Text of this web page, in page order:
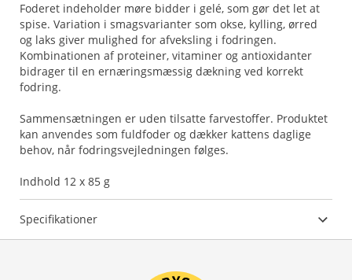
Foderet indeholder møre bidder i gelé, som gør det let at
spise. Variation i smagsvarianter som okse, kylling, ørred
og laks giver mulighed for afveksling i fodringen.
Kombinationen af proteiner, vitaminer og antioxidanter
bidrager til en ernæringsmæssig dækning ved korrekt
fodring.
Sammensætningen er uden tilsatte farvestoffer. Produktet
kan anvendes som fuldfoder og dækker kattens daglige
behov, når fodringsvejledningen følges.
Indhold 12 x 85 g
Specifikationer